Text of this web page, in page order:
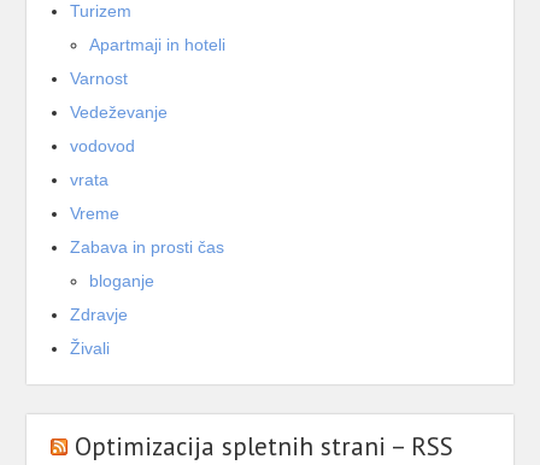
Turizem
Apartmaji in hoteli
Varnost
Vedeževanje
vodovod
vrata
Vreme
Zabava in prosti čas
bloganje
Zdravje
Živali
Optimizacija spletnih strani – RSS